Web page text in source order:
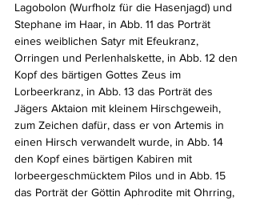
Lagobolon (Wurfholz für die Hasenjagd) und
Stephane im Haar, in Abb. 11 das Porträt
eines weiblichen Satyr mit Efeukranz,
Orringen und Perlenhalskette, in Abb. 12 den
Kopf des bärtigen Gottes Zeus im
Lorbeerkranz, in Abb. 13 das Porträt des
Jägers Aktaion mit kleinem Hirschgeweih,
zum Zeichen dafür, dass er von Artemis in
einen Hirsch verwandelt wurde, in Abb. 14
den Kopf eines bärtigen Kabiren mit
lorbeergeschmücktem Pilos und in Abb. 15
das Porträt der Göttin Aphrodite mit Ohrring,